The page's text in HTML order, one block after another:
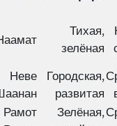
Тихая,
зелёная
Неве
Городская,
развитая
Рамот
Зелёная,